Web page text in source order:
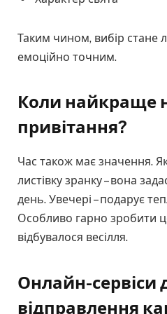
Таким чином, вибір стане
емоційно точним.
Коли найкраще
привітання?
Час також має значення.
листівку зранку – вона
день. Увечері – подарує
Особливо гарно зробити
відбувалося весілля.
Онлайн-сервіси
відправлення